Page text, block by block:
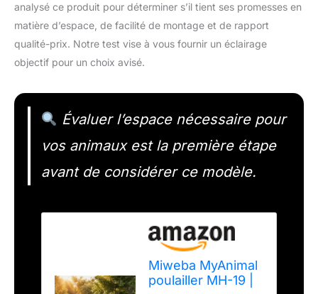
analysé ce produit pour déterminer s’il tient ses promesses en
matière d’espace, de facilité de montage et de rapport
qualité-prix. Notre test vise à vous fournir un éclairage
objectif pour un choix avisé.
Évaluer l’espace nécessaire pour
vos animaux est la première étape
avant de considérer ce modèle.
Miweba MyAnimal
poulailler MH-19 |